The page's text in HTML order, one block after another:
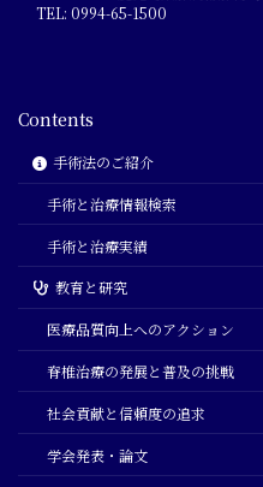
TEL: 0994-65-1500
Contents
手術法のご紹介
手術と治療情報検索
手術と治療実績
教育と研究
医療品質向上へのアクション
脊椎治療の発展と普及の挑戦
社会貢献と信頼度の追求
学会発表・論文